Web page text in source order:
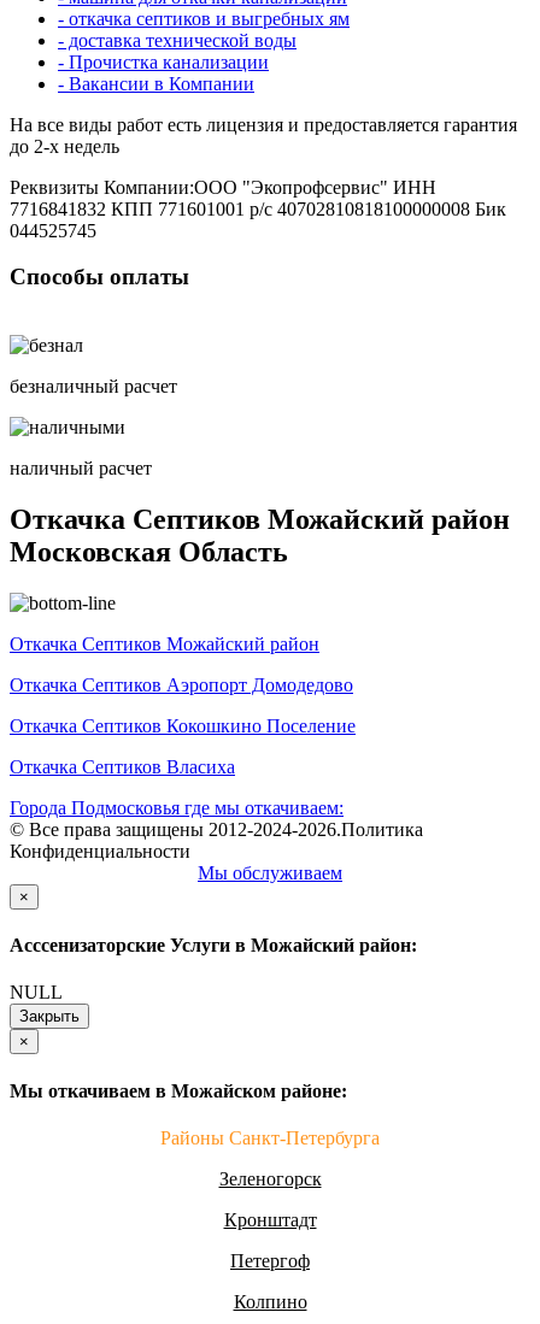
- откачка септиков и выгребных ям
- доставка технической воды
- Прочистка канализации
- Вакансии в Компании
На все виды работ есть лицензия и предоставляется гарантия
до 2-х недель
Реквизиты Компании:ООО "Экопрофсервис" ИНН
7716841832 КПП 771601001 р/с 40702810818100000008 Бик
044525745
Способы оплаты
безналичный расчет
наличный расчет
Откачка Септиков Можайский район
Московская Область
Откачка Септиков Можайский район
Откачка Септиков Аэропорт Домодедово
Откачка Септиков Кокошкино Поселение
Откачка Септиков Власиха
Города Подмосковья где мы откачиваем:
© Все права защищены 2012-2024-2026.Политика
Конфиденциальности
Мы обслуживаем
×
Асссенизаторские Услуги в Можайский район:
NULL
Закрыть
×
Мы откачиваем в Можайском районе:
Районы Санкт-Петербурга
Зеленогорск
Кронштадт
Петергоф
Колпино